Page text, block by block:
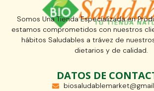
Somos Una Tienda Especializada en
estamos comprometidos con nuestros
hábitos Saludables a trávez de
dietarios y de calidad.
DATOS DE